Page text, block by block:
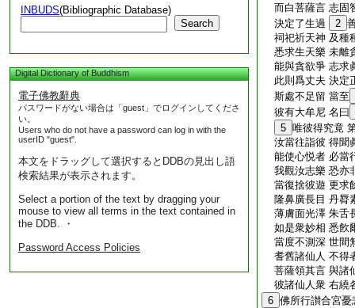
INBUDS(Bibliographic Database)
Search
Digital Dictionary of Buddhism
電子佛教辭典
パスワードがない場合は「guest」でログインしてくださ
い。
Users who do not have a password can log in with the
userID "guest".
本文をドラッグして選択するとDDBの見出し語
検索結果が表示されます。
Select a portion of the text by dragging your
mouse to view all terms in the text contained in
the DDB. ・
Password Access Policies
而白菩薩言 志固
決定了生過
2
祠祀祈天神 及種
悉求生天樂 未離
能與貪欲爭 志求
此則爲丈夫 決定
斯處不足留 當至
彼有大牟尼 名曰
5 唯彼得究竟
汝當往詣彼 得聞
能使心悦者 必當
我觀汝志樂 恐亦
當復捨彼遊 更求
隆鼻廣長目 丹脣
薄膚面光澤 朱舌
如是衆妙相 悉飮
當度不測深 世間
耆舊諸仙人 不得
菩薩領其言 與諸
彼諸仙人衆 右繞
6 佛所行讃合宮憂